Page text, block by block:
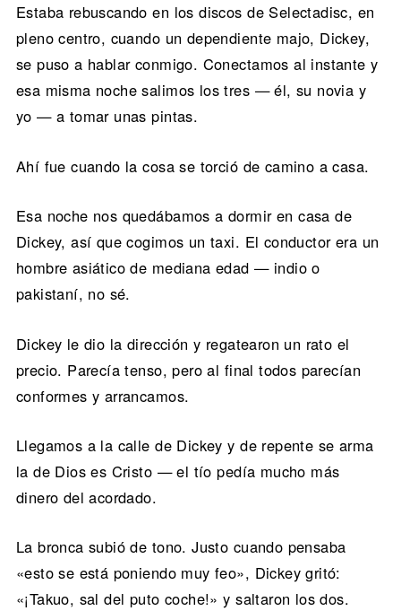
Estaba rebuscando en los discos de Selectadisc, en
pleno centro, cuando un dependiente majo, Dickey,
se puso a hablar conmigo. Conectamos al instante y
esa misma noche salimos los tres — él, su novia y
yo — a tomar unas pintas.
Ahí fue cuando la cosa se torció de camino a casa.
Esa noche nos quedábamos a dormir en casa de
Dickey, así que cogimos un taxi. El conductor era un
hombre asiático de mediana edad — indio o
pakistaní, no sé.
Dickey le dio la dirección y regatearon un rato el
precio. Parecía tenso, pero al final todos parecían
conformes y arrancamos.
Llegamos a la calle de Dickey y de repente se arma
la de Dios es Cristo — el tío pedía mucho más
dinero del acordado.
La bronca subió de tono. Justo cuando pensaba
«esto se está poniendo muy feo», Dickey gritó:
«¡Takuo, sal del puto coche!» y saltaron los dos.